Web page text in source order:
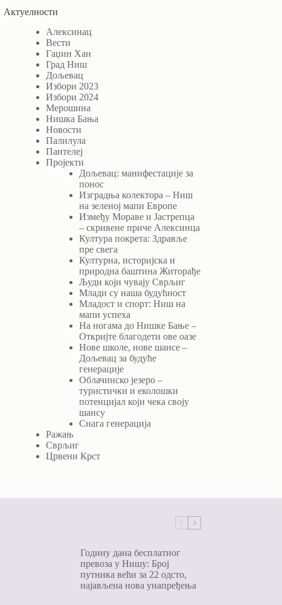
Актуелности
Алексинац
Вести
Гаџин Хан
Град Ниш
Дољевац
Избори 2023
Избори 2024
Мерошина
Нишка Бања
Новости
Палилула
Пантелеј
Пројекти
Дољевац: манифестације за
понос
Изградња колектора – Ниш
на зеленој мапи Европе
Између Мораве и Јастрепца
– скривене приче Алексинца
Култура покрета: Здравље
пре свега
Културна, историјска и
природна баштина Житорађе
Људи који чувају Сврљиг
Млади су наша будућност
Младост и спорт: Ниш на
мапи успеха
На ногама до Нишке Бање –
Откријте благодети ове оазе
Нове школе, нове шансе –
Дољевац за будуће
генерације
Облачинско језеро –
туристички и еколошки
потенцијал који чека своју
шансу
Снага генерација
Ражањ
Сврљиг
Црвени Крст
Годину дана бесплатног
превоза у Нишу: Број
путника већи за 22 одсто,
најављена нова унапређења